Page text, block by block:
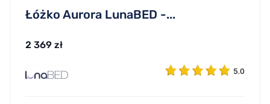
Łóżko Aurora LunaBED -...
2 369 zł
5.0